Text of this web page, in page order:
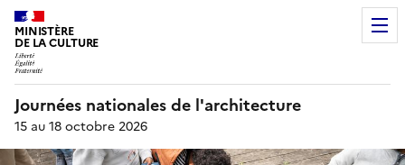
MINISTÈRE
DE LA CULTURE
Journées nationales de l'architecture
15 au 18 octobre 2026